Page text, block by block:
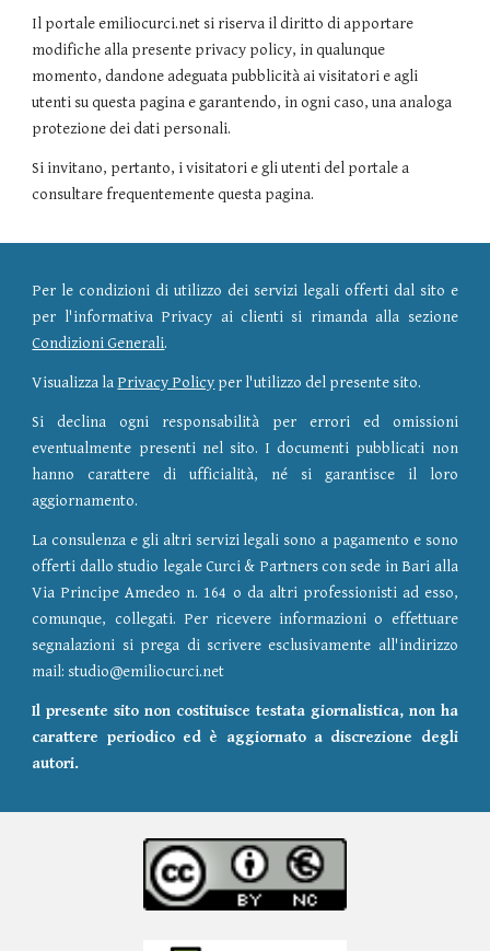
Il portale emiliocurci.net si riserva il diritto di apportare
modifiche alla presente privacy policy, in qualunque
momento, dandone adeguata pubblicità ai visitatori e agli
utenti su questa pagina e garantendo, in ogni caso, una analoga
protezione dei dati personali.
Si invitano, pertanto, i visitatori e gli utenti del portale a
consultare frequentemente questa pagina.
Per le condizioni di utilizzo dei servizi legali offerti dal sito e
per l'informativa Privacy ai clienti si rimanda alla sezione
Condizioni Generali.
Visualizza la Privacy Policy per l'utilizzo del presente sito.
Si declina ogni responsabilità per errori ed omissioni
eventualmente presenti nel sito. I documenti pubblicati non
hanno carattere di ufficialità, né si garantisce il loro
aggiornamento.
La consulenza e gli altri servizi legali sono a pagamento e sono
offerti dallo studio legale Curci & Partners con sede in Bari alla
Via Principe Amedeo n. 164 o da altri professionisti ad esso,
comunque, collegati. Per ricevere informazioni o effettuare
segnalazioni si prega di scrivere esclusivamente all'indirizzo
mail: studio@emiliocurci.net
Il presente sito non costituisce testata giornalistica, non ha
carattere periodico ed è aggiornato a discrezione degli
autori.